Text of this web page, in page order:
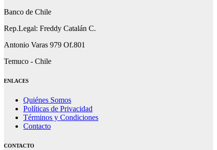
Banco de Chile
Rep.Legal: Freddy Catalán C.
Antonio Varas 979 Of.801
Temuco - Chile
ENLACES
Quiénes Somos
Políticas de Privacidad
Términos y Condiciones
Contacto
CONTACTO